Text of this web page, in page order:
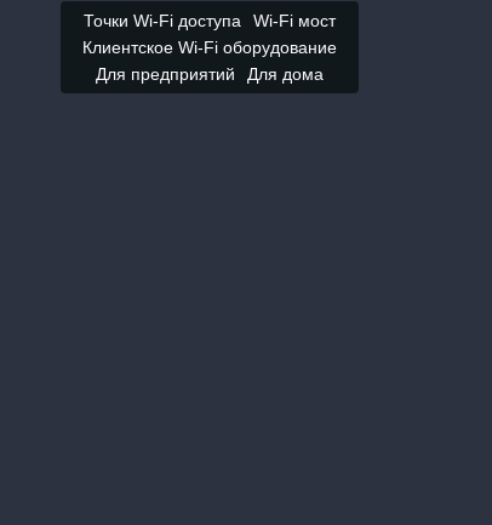
Точки Wi-Fi доступа
Wi-Fi мост
Клиентское Wi-Fi оборудование
Для предприятий
Для дома